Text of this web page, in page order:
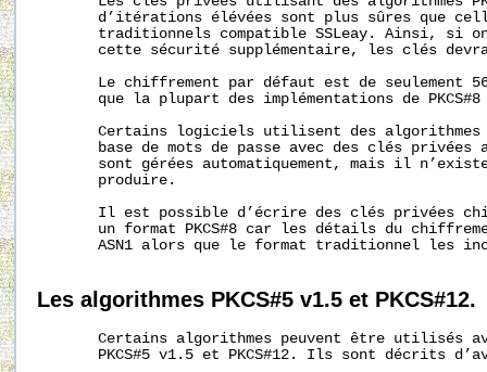
d’itérations élévées sont plus sûres que
traditionnels compatible SSLeay. Ainsi, si
cette sécurité supplémentaire, les clés
Le chiffrement par défaut est de seulement
que la plupart des implémentations de PKCS#8
Certains logiciels utilisent des
base de mots de passe avec des clés privées
sont gérées automatiquement, mais il
       produire.
Il est possible d’écrire des clés privées
un format PKCS#8 car les détails du
ASN1 alors que le format traditionnel les
Les algorithmes PKCS#5 v1.5 et PKCS#12.
Certains algorithmes peuvent être utilisés
PKCS#5 v1.5 et PKCS#12. Ils sont décrits